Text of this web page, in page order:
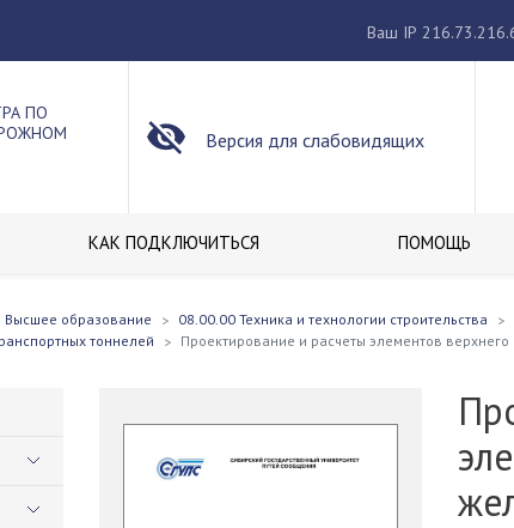
Ваш IP
ПО
Версия для слабовидящих
КАК ПОДКЛЮЧИТЬСЯ ПОМОЩЬ
Высшее образование 08.00.00 Техника и технологии строительства
тоннелей
Проектирование и расчеты элементов